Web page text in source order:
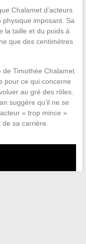
Chalamet d’acteurs
physique imposant. Sa
la taille et du poids à
que des centimètres
de Timothée Chalamet
pour ce qui concerne
au gré des rôles.
suggère qu’il ne se
« trop mince »
sa carrière.